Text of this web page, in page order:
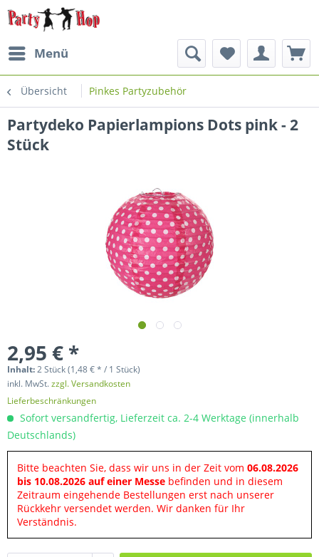
Menü
Übersicht Pinkes Partyzubehör
Partydeko Papierlampions Dots pink - 2
Stück
2,95 € *
Inhalt:2 Stück (1,48 € * / 1 Stück)
inkl. MwSt.zzgl. Versandkosten
Lieferbeschränkungen
Sofort versandfertig, Lieferzeit ca. 2-4 Werktage (innerhalb
Deutschlands)
Bitte beachten Sie, dass wir uns in der Zeit vom 06.08.2026
bis 10.08.2026 auf einer Messe befinden und in diesem
Zeitraum eingehende Bestellungen erst nach unserer
Rückkehr versendet werden. Wir danken für Ihr
Verständnis.